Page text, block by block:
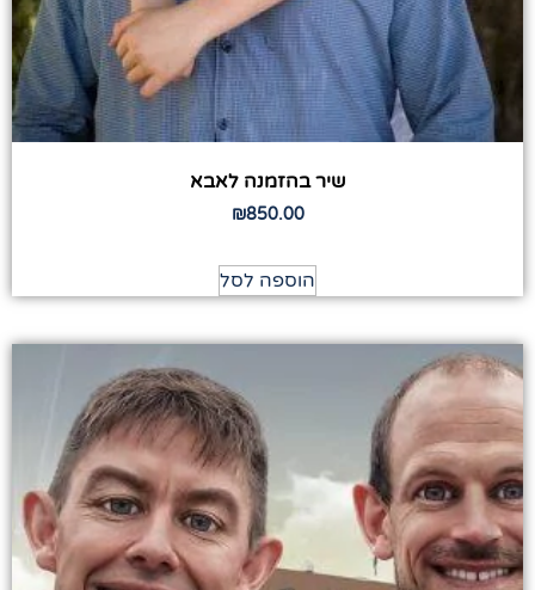
שיר בהזמנה לאבא
₪850.00
הוספה לסל